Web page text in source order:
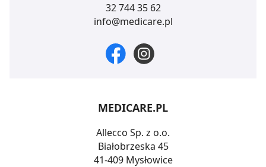
32 744 35 62
info@medicare.pl
MEDICARE.PL
Allecco Sp. z o.o.
Białobrzeska 45
41-409 Mysłowice